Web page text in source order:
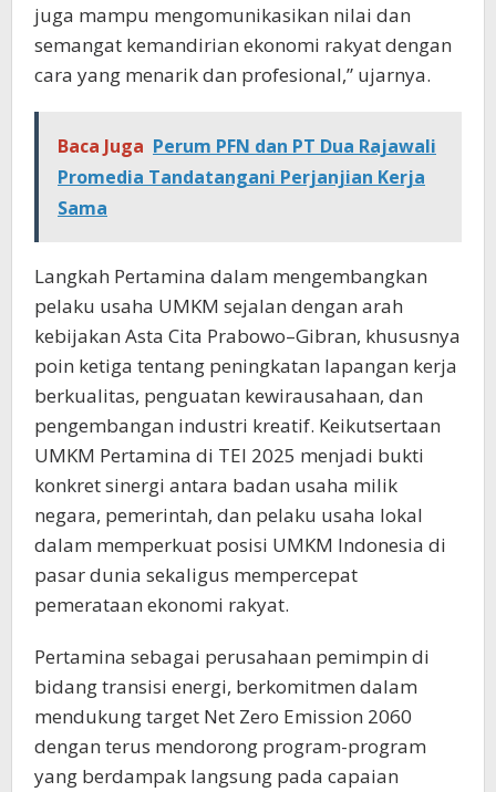
juga mampu mengomunikasikan nilai dan
semangat kemandirian ekonomi rakyat dengan
cara yang menarik dan profesional,” ujarnya.
Baca Juga Perum PFN dan PT Dua Rajawali
Promedia Tandatangani Perjanjian Kerja
Sama
Langkah Pertamina dalam mengembangkan
pelaku usaha UMKM sejalan dengan arah
kebijakan Asta Cita Prabowo–Gibran, khususnya
poin ketiga tentang peningkatan lapangan kerja
berkualitas, penguatan kewirausahaan, dan
pengembangan industri kreatif. Keikutsertaan
UMKM Pertamina di TEI 2025 menjadi bukti
konkret sinergi antara badan usaha milik
negara, pemerintah, dan pelaku usaha lokal
dalam memperkuat posisi UMKM Indonesia di
pasar dunia sekaligus mempercepat
pemerataan ekonomi rakyat.
Pertamina sebagai perusahaan pemimpin di
bidang transisi energi, berkomitmen dalam
mendukung target Net Zero Emission 2060
dengan terus mendorong program-program
yang berdampak langsung pada capaian